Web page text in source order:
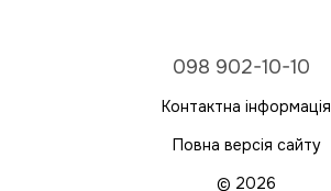
098 902-10-10
Контактна інформація
Повна версія сайту
© 2026